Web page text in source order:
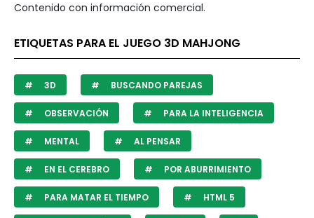
Contenido con información comercial.
ETIQUETAS PARA EL JUEGO 3D MAHJONG
3D BUSCANDO PAREJAS
OBSERVACIÓN PARA LA INTELIGENCIA
MENTAL AL PENSAR
EN EL CEREBRO POR ABURRIMIENTO
PARA MATAR EL TIEMPO HTML 5